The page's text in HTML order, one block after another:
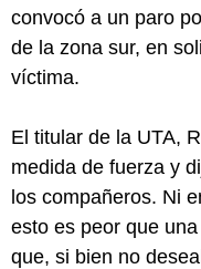
convocó a un paro
de la zona sur, en
víctima.
El titular de la UTA,
medida de fuerza y
los compañeros. Ni
esto es peor que
que, si bien no